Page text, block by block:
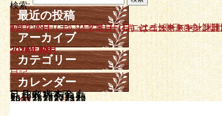
検索:
最近の投稿
10月１８日、１９日ニュースキャン計測日です。
9月２０日（土）、２１日（日）はニュースキャン
7月２６日（土）、２７日（日）ニュースキャン計
6月２１日（土）２２日（日）ニュースキャン計測日
5月１７日（土）、１８日（日）はニュースキャン
アーカイブ
2025年10月
2025年9月
2025年7月
2025年6月
2025年5月
2025年4月
2025年3月
2025年2月
2024年12月
2024年11月
2024年10月
2024年9月
2024年7月
2024年5月
2024年3月
2024年1月
2023年12月
2023年11月
2023年10月
2023年8月
2023年7月
2023年6月
2023年4月
2023年3月
2023年2月
2023年1月
2022年12月
2022年11月
2022年9月
2022年8月
2022年7月
2022年6月
2022年5月
2022年4月
2022年3月
2022年2月
2021年12月
2021年11月
2021年10月
2021年8月
2021年7月
2021年6月
2021年5月
2021年4月
2021年3月
2021年1月
2020年12月
2020年10月
2020年6月
2020年5月
2020年3月
2019年12月
2019年10月
2019年9月
2019年7月
2019年6月
2019年4月
2019年3月
2019年2月
2019年1月
2018年11月
2018年10月
2018年9月
2018年8月
2018年5月
2018年4月
2018年3月
2018年2月
2018年1月
2017年12月
2017年11月
2017年10月
2017年9月
2017年8月
2017年7月
2017年6月
2017年5月
2017年4月
2017年3月
2017年2月
2017年1月
2016年12月
2016年11月
2016年10月
2016年9月
2016年8月
2016年7月
2016年6月
2016年5月
2016年4月
2016年3月
2016年2月
2016年1月
2015年12月
2015年11月
2015年10月
2015年9月
2015年8月
2015年7月
2015年6月
2015年5月
2015年4月
2015年3月
2015年2月
2015年1月
2014年12月
2014年11月
2014年10月
2014年9月
2014年8月
2014年7月
2014年6月
2014年5月
2014年4月
2014年3月
カテゴリー
日記
カレンダー
2021年5月
日 月 火 水 木 金 土
« 4月 6月 »
1
2 3 4 5 6 7 8
9 101112131415
16171819202122
23242526272829
3031